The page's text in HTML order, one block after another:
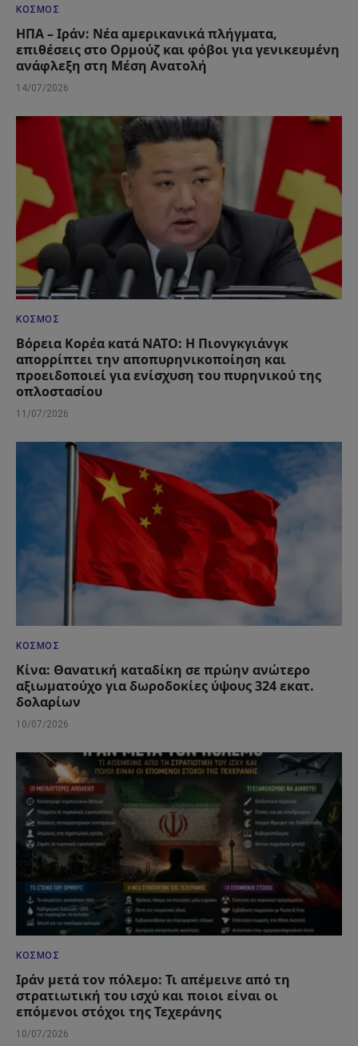
ΚΌΣΜΟΣ
ΗΠΑ – Ιράν: Νέα αμερικανικά πλήγματα,
επιθέσεις στο Ορμούζ και φόβοι για γενικευμένη
ανάφλεξη στη Μέση Ανατολή
14/07/2026
ΚΌΣΜΟΣ
Βόρεια Κορέα κατά ΝΑΤΟ: Η Πιονγκγιάνγκ
απορρίπτει την αποπυρηνικοποίηση και
προειδοποιεί για ενίσχυση του πυρηνικού της
οπλοστασίου
11/07/2026
ΚΌΣΜΟΣ
Κίνα: Θανατική καταδίκη σε πρώην ανώτερο
αξιωματούχο για δωροδοκίες ύψους 324 εκατ.
δολαρίων
10/07/2026
ΚΌΣΜΟΣ
Ιράν μετά τον πόλεμο: Τι απέμεινε από τη
στρατιωτική του ισχύ και ποιοι είναι οι
επόμενοι στόχοι της Τεχεράνης
10/07/2026